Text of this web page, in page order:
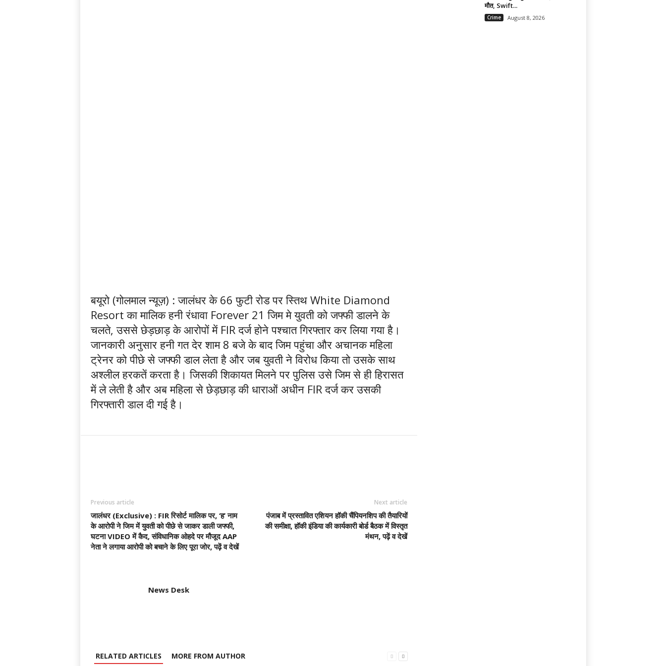
बयूरो (गोलमाल न्यूज़) : जालंधर के 66 फुटी रोड पर स्तिथ White Diamond
Resort का मालिक हनी रंधावा Forever 21 जिम मे युवती को जफ्फी डालने के
चलते, उससे छेड़छाड़ के आरोपों में FIR दर्ज होने पश्चात गिरफ्तार कर लिया गया है।
जानकारी अनुसार हनी गत देर शाम 8 बजे के बाद जिम पहुंचा और अचानक महिला
ट्रेनर को पीछे से जफ्फी डाल लेता है और जब युवती ने विरोध किया तो उसके साथ
अश्लील हरकतें करता है। जिसकी शिकायत मिलने पर पुलिस उसे जिम से ही हिरासत
में ले लेती है और अब महिला से छेड़छाड़ की धाराओं अधीन FIR दर्ज कर उसकी
गिरफ्तारी डाल दी गई है।
Previous article
जालंधर (Exclusive) : FIR रिसोर्ट मालिक पर, ‘ह’ नाम
के आरोपी ने जिम में युवती को पीछे से जाकर डाली जफ्फी,
घटना VIDEO में कैद, संविधानिक ओहदे पर मौजूद AAP
नेता ने लगाया आरोपी को बचाने के लिए पूरा जोर, पढ़ें व देखें
Next article
पंजाब में प्रस्तावित एशियन हॉकी चैंपियनशिप की तैयारियों
की समीक्षा, हॉकी इंडिया की कार्यकारी बोर्ड बैठक में विस्तृत
मंथन, पढ़ें व देखें
News Desk
RELATED ARTICLES MORE FROM AUTHOR
मौत, Swift...
Crime August 8, 2026